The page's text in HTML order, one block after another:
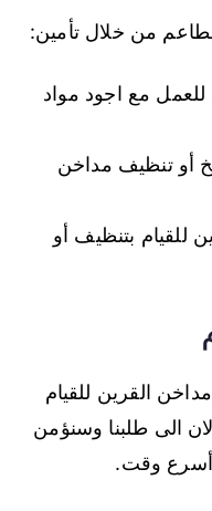
من خلال تأمين:
مع اجود مواد
أو تنظيف مداخن
للقيام بتنظيف أو
القرين للقيام
الى طلبنا وسنؤمن
أسرع وقت.